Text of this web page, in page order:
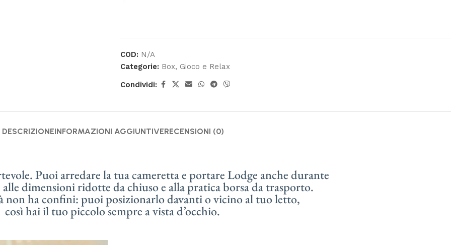
COD: N/A
Categorie: Box, Gioco e Relax
Condividi:
DESCRIZIONEINFORMAZIONI AGGIUNTIVERECENSIONI (0)
Puoi arredare la tua cameretta e portare Lodge anche durante
dimensioni ridotte da chiuso e alla pratica borsa da trasporto.
non ha confini: puoi posizionarlo davanti o vicino al tuo letto,
così hai il tuo piccolo sempre a vista d’occhio.